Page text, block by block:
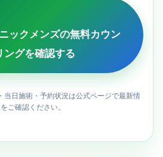
ックメンズの無料カウン
ングを確認する
日施術・予約状況は公式ページで最新情
ご確認ください。